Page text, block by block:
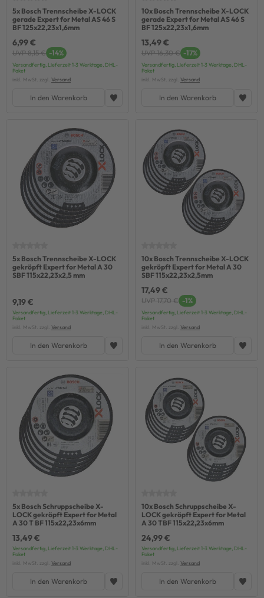
5x Bosch Trennscheibe X-LOCK
gerade Expert for Metal AS 46 S
BF 125x22,23x1,6mm
6,99 €
UVP 8,15 € -14%
Versandfertig, Lieferzeit 1-3 Werktage, DHL-
Paket
inkl. MwSt. zzgl. Versand
In den Warenkorb
10x Bosch Trennscheibe X-LOCK
gerade Expert for Metal AS 46 S
BF 125x22,23x1,6mm
13,49 €
UVP 16,30 € -17%
Versandfertig, Lieferzeit 1-3 Werktage, DHL-
Paket
inkl. MwSt. zzgl. Versand
In den Warenkorb
5x Bosch Trennscheibe X-LOCK
gekröpft Expert for Metal A 30
SBF 115x22,23x2,5 mm
9,19 €
Versandfertig, Lieferzeit 1-3 Werktage, DHL-
Paket
inkl. MwSt. zzgl. Versand
In den Warenkorb
10x Bosch Trennscheibe X-LOCK
gekröpft Expert for Metal A 30
SBF 115x22,23x2,5mm
17,49 €
UVP 17,70 € -1%
Versandfertig, Lieferzeit 1-3 Werktage, DHL-
Paket
inkl. MwSt. zzgl. Versand
In den Warenkorb
5x Bosch Schruppscheibe X-
LOCK gekröpft Expert for Metal
A 30 T BF 115x22,23x6mm
13,49 €
Versandfertig, Lieferzeit 1-3 Werktage, DHL-
Paket
inkl. MwSt. zzgl. Versand
In den Warenkorb
10x Bosch Schruppscheibe X-
LOCK gekröpft Expert for Metal
A 30 TBF 115x22,23x6mm
24,99 €
Versandfertig, Lieferzeit 1-3 Werktage, DHL-
Paket
inkl. MwSt. zzgl. Versand
In den Warenkorb